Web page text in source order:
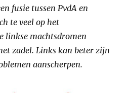
fusie tussen PvdA en
te veel op het
linkse machtsdromen
zadel. Links kan beter zijn
aanscherpen.